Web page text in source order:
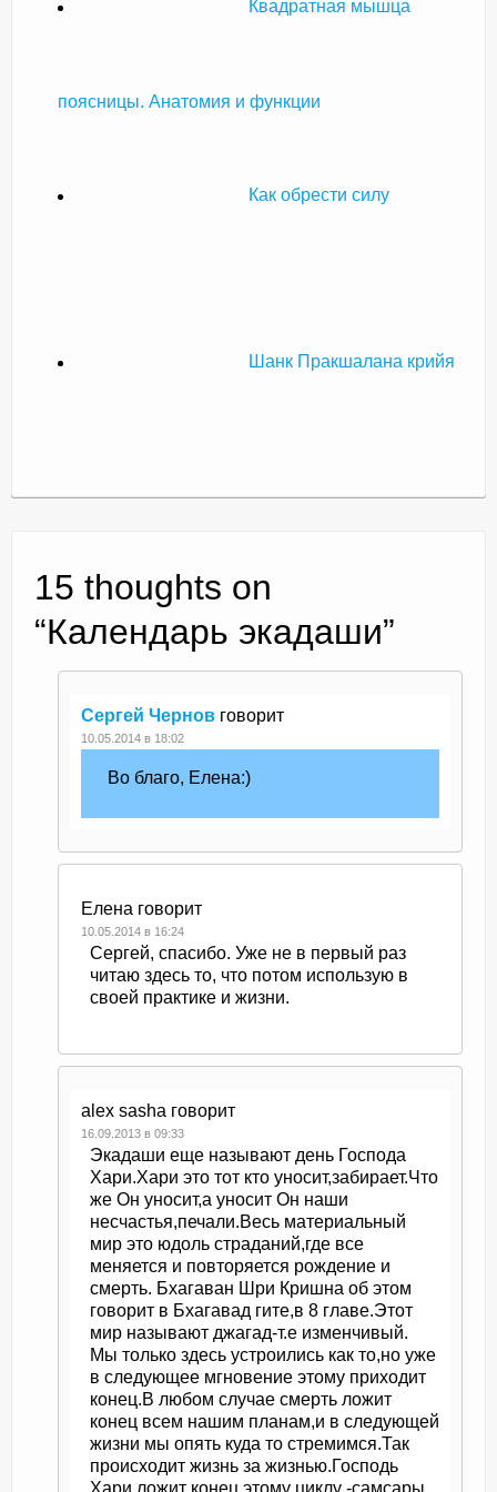
Квадратная мышца
поясницы. Анатомия и функции
Как обрести силу
Шанк Пракшалана крийя
15 thoughts on
“Календарь экадаши”
Сергей Чернов говорит
10.05.2014 в 18:02
Во благо, Елена:)
Елена говорит
10.05.2014 в 16:24
Сергей, спасибо. Уже не в первый раз
читаю здесь то, что потом использую в
своей практике и жизни.
alex sasha говорит
16.09.2013 в 09:33
Экадаши еще называют день Господа
Хари.Хари это тот кто уносит,забирает.Что
же Он уносит,а уносит Он наши
несчастья,печали.Весь материальный
мир это юдоль страданий,где все
меняется и повторяется рождение и
смерть. Бхагаван Шри Кришна об этом
говорит в Бхагавад гите,в 8 главе.Этот
мир называют джагад-т.е изменчивый.
Мы только здесь устроились как то,но уже
в следующее мгновение этому приходит
конец.В любом случае смерть ложит
конец всем нашим планам,и в следующей
жизни мы опять куда то стремимся.Так
происходит жизнь за жизнью.Господь